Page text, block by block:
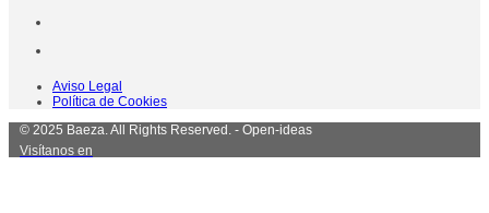
Aviso Legal
Política de Cookies
© 2025 Baeza. All Rights Reserved. - Open-ideas
Visítanos en